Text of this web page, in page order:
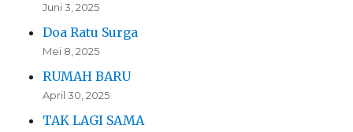
Juni 3, 2025
Doa Ratu Surga
Mei 8, 2025
RUMAH BARU
April 30, 2025
TAK LAGI SAMA